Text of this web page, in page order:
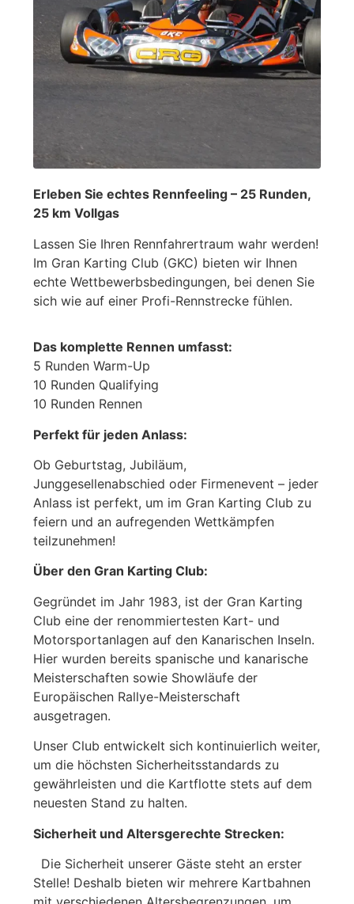
Erleben Sie echtes Rennfeeling – 25 Runden,
25 km Vollgas
Lassen Sie Ihren Rennfahrertraum wahr werden!
Im Gran Karting Club (GKC) bieten wir Ihnen
echte Wettbewerbsbedingungen, bei denen Sie
sich wie auf einer Profi-Rennstrecke fühlen.
Das komplette Rennen umfasst:
5 Runden Warm-Up
10 Runden Qualifying
10 Runden Rennen
Perfekt für jeden Anlass:
Ob Geburtstag, Jubiläum,
Junggesellenabschied oder Firmenevent – jeder
Anlass ist perfekt, um im Gran Karting Club zu
feiern und an aufregenden Wettkämpfen
teilzunehmen!
Über den Gran Karting Club:
Gegründet im Jahr 1983, ist der Gran Karting
Club eine der renommiertesten Kart- und
Motorsportanlagen auf den Kanarischen Inseln.
Hier wurden bereits spanische und kanarische
Meisterschaften sowie Showläufe der
Europäischen Rallye-Meisterschaft
ausgetragen.
Unser Club entwickelt sich kontinuierlich weiter,
um die höchsten Sicherheitsstandards zu
gewährleisten und die Kartflotte stets auf dem
neuesten Stand zu halten.
Sicherheit und Altersgerechte Strecken:
Die Sicherheit unserer Gäste steht an erster
Stelle! Deshalb bieten wir mehrere Kartbahnen